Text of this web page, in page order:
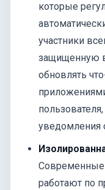
которые
участники
защищенную
обновлять
уведомления
работают по